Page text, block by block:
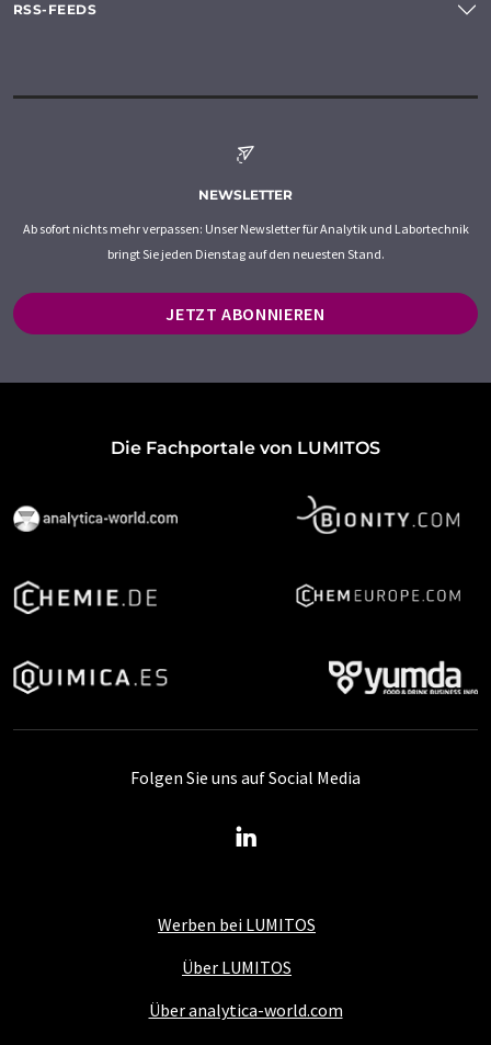
RSS-FEEDS
NEWSLETTER
Ab sofort nichts mehr verpassen: Unser Newsletter für Analytik und Labortechnik
bringt Sie jeden Dienstag auf den neuesten Stand.
JETZT ABONNIEREN
Die Fachportale von LUMITOS
Werben bei LUMITOS
Über LUMITOS
Über analytica-world.com
Folgen Sie uns auf Social Media